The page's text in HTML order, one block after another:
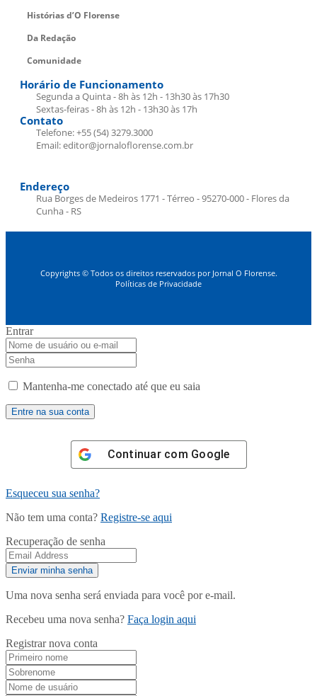
Histórias d’O Florense
Da Redação
Comunidade
Horário de Funcionamento
Segunda a Quinta - 8h às 12h - 13h30 às 17h30
Sextas-feiras - 8h às 12h - 13h30 às 17h
Contato
Telefone: +55 (54) 3279.3000
Email: editor@jornaloflorense.com.br
Endereço
Rua Borges de Medeiros 1771 - Térreo - 95270-000 - Flores da
Cunha - RS
Copyrights © Todos os direitos reservados por Jornal O Florense.
Políticas de Privacidade
Entrar
Mantenha-me conectado até que eu saia
Continuar com Google
Esqueceu sua senha?
Não tem uma conta? Registre-se aqui
Recuperação de senha
Uma nova senha será enviada para você por e-mail.
Recebeu uma nova senha? Faça login aqui
Registrar nova conta